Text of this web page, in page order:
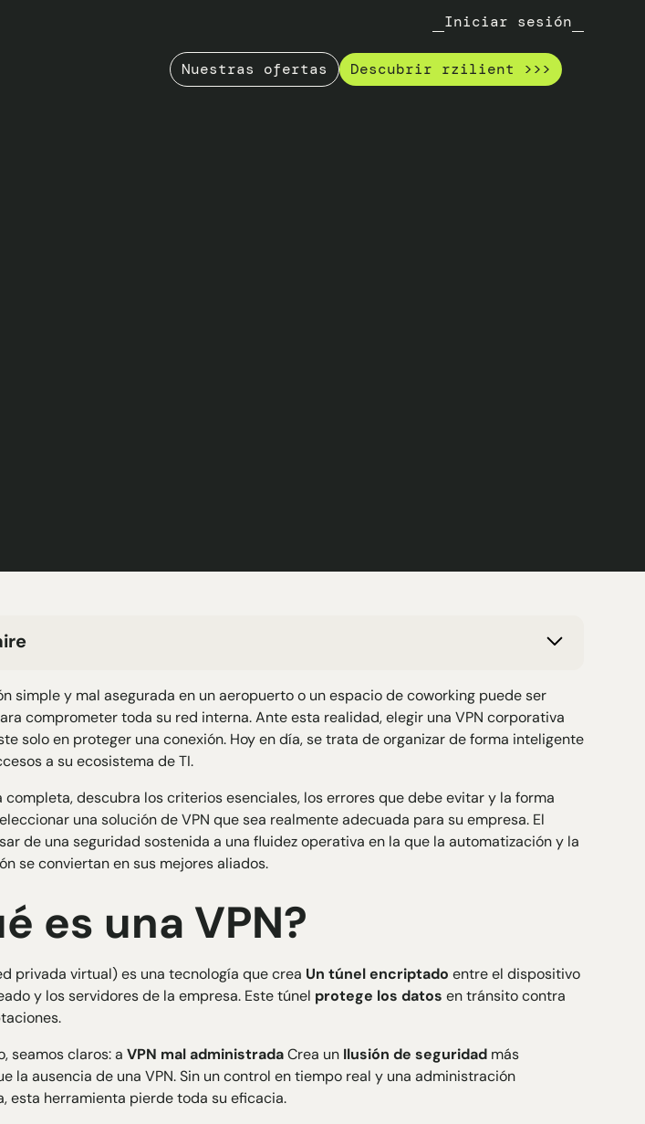
Iniciar sesión
Nuestras ofertas Descubrir rzilient >>>
simple y mal asegurada en un aeropuerto o un espacio de coworking puede ser
comprometer toda su red interna. Ante esta realidad, elegir una VPN corporativa
solo en proteger una conexión. Hoy en día, se trata de organizar de forma inteligente
a su ecosistema de TI.
completa, descubra los criterios esenciales, los errores que debe evitar y la forma
una solución de VPN que sea realmente adecuada para su empresa. El
de una seguridad sostenida a una fluidez operativa en la que la automatización y la
se conviertan en sus mejores aliados.
es una VPN?
privada virtual) es una tecnología que crea Un túnel encriptado entre el dispositivo
y los servidores de la empresa. Este túnel protege los datos en tránsito contra
seamos claros: a VPN mal administradaCrea un Ilusión de seguridadmás
la ausencia de una VPN. Sin un control en tiempo real y una administración
esta herramienta pierde toda su eficacia.